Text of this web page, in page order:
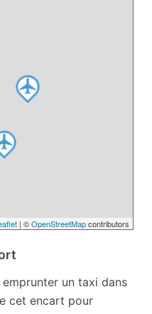
| ©OpenStreetMapcontributors
un taxi dans
cet encart pour